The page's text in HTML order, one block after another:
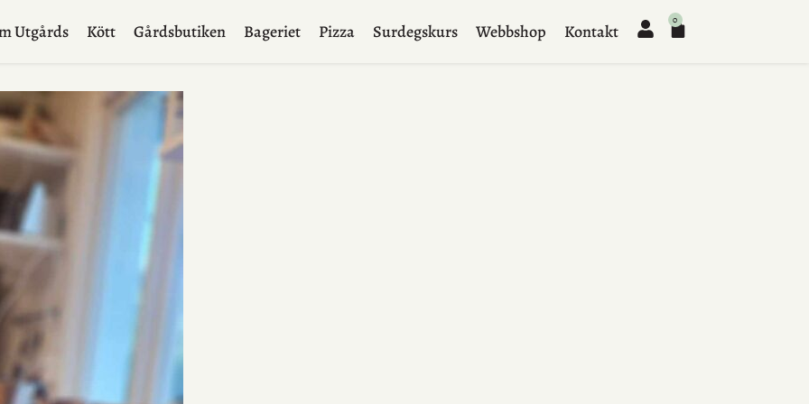
Utgårds Kött Gårdsbutiken Bageriet Pizza Surdegskurs Webbshop Kontakt
0